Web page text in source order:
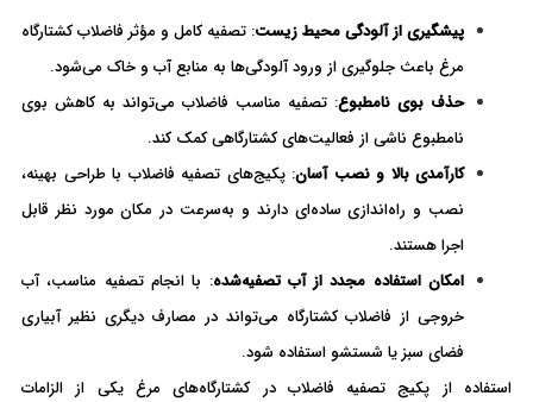
پیشگیری از آلودگی محیط زیست: تصفیه کامل و مؤثر فاضلاب کشتارگاه
مرغ باعث جلوگیری از ورود آلودگی‌ها به منابع آب و خاک می‌شود.
حذف بوی نامطبوع: تصفیه مناسب فاضلاب می‌تواند به کاهش بوی
نامطبوع ناشی از فعالیت‌های کشتارگاهی کمک کند.
کارآمدی بالا و نصب آسان: پکیج‌های تصفیه فاضلاب با طراحی بهینه،
نصب و راه‌اندازی ساده‌ای دارند و به‌سرعت در مکان مورد نظر قابل
اجرا هستند.
امکان استفاده مجدد از آب تصفیه‌شده: با انجام تصفیه مناسب، آب
خروجی از فاضلاب کشتارگاه می‌تواند در مصارف دیگری نظیر آبیاری
فضای سبز یا شستشو استفاده شود.
استفاده از پکیج تصفیه فاضلاب در کشتارگاه‌های مرغ یکی از الزامات